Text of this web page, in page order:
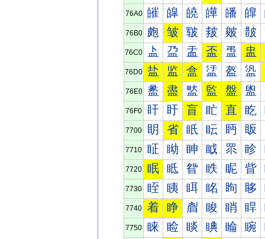
76A0 皠 皡 皢 皣 皤 皥
76B0 皰 皱 皲 皳 皴 皵
76C0 盀 盁 盂 盃 盄 盅
76D0 盐 监 盒 盓 盔 盕
76E0 盠 盡 盢 監 盤 盥
76F0 盰 盱 盲 盳 直 盵
7700 眀 省 眂 眃 眄 眅
7710 眐 眑 眒 眓 眔 眕
7720 眠 眡 眢 眣 眤 眥
7730 眰 眱 眲 眳 眴 眵
7740 着 睁 睂 睃 睄 睅
7750 睐 睑 睒 睓 睔 睕